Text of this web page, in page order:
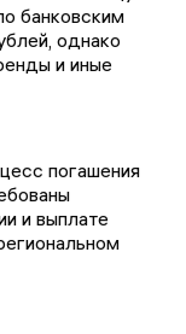
банковским
однако
и иные
погашения
и выплате